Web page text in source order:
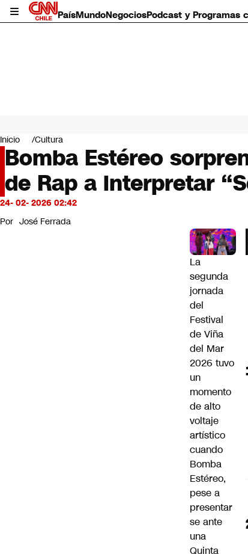
PaísMundoNegociosPodcast y Programas
Mundo
Negocios
Deportes
Programas completos
Cultura
Servicios
Bits
CNN Data
Inicio Cultura
Bomba Estéreo
de Rap a interpretar
24- 02- 2026 02:42
Por José Ferrada
La
segunda
jornada
del
Festival
de Viña
del Mar
2026 tuvo
un
momento
de alto
voltaje
artístico
cuando
Bomba
Estéreo,
pese a
presentar
se ante
una
Quinta